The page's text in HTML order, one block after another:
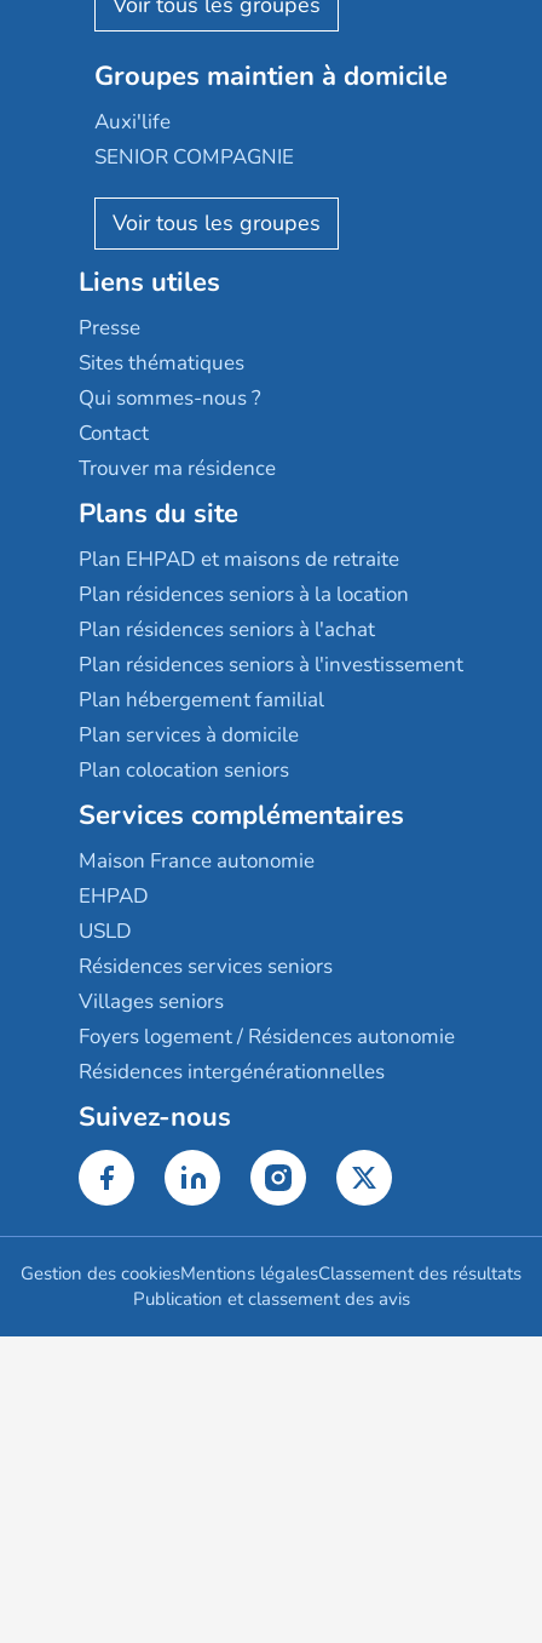
Nexity edenea
Les jardins d'Arcadie
Occitalia
Appartseniors
Reseda
Stella management
Les villages d'or
Sérénys
Résidences services Villa Médicis
Emera
Groupe SOS
Le Noble Âge
Almage
Résidalya
Groupe aplus
Groupes maintien à domicile
Auxi'life
SENIOR COMPAGNIE
AGE D'OR Services
Liens utiles
Presse
Sites thématiques
Qui sommes-nous ?
Contact
Trouver ma résidence
Plans du site
Plan EHPAD et maisons de retraite
Plan résidences seniors à la location
Plan résidences seniors à l'achat
Plan résidences seniors à l'investissement
Plan hébergement familial
Plan services à domicile
Plan colocation seniors
Services complémentaires
Maison France autonomie
EHPAD
USLD
Résidences services seniors
Villages seniors
Foyers logement / Résidences autonomie
Résidences intergénérationnelles
Suivez-nous
Gestion des cookiesMentions légalesClassement des résultats
Publication et classement des avis